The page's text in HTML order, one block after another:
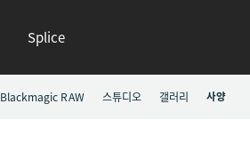
Splice
Blackmagic RAW 스튜디오 갤러리 사양